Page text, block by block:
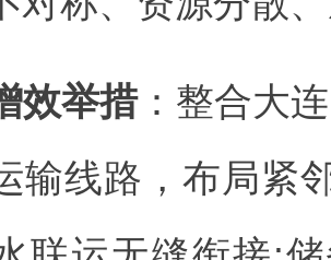
效举措‌：整合大
输线路，布局紧